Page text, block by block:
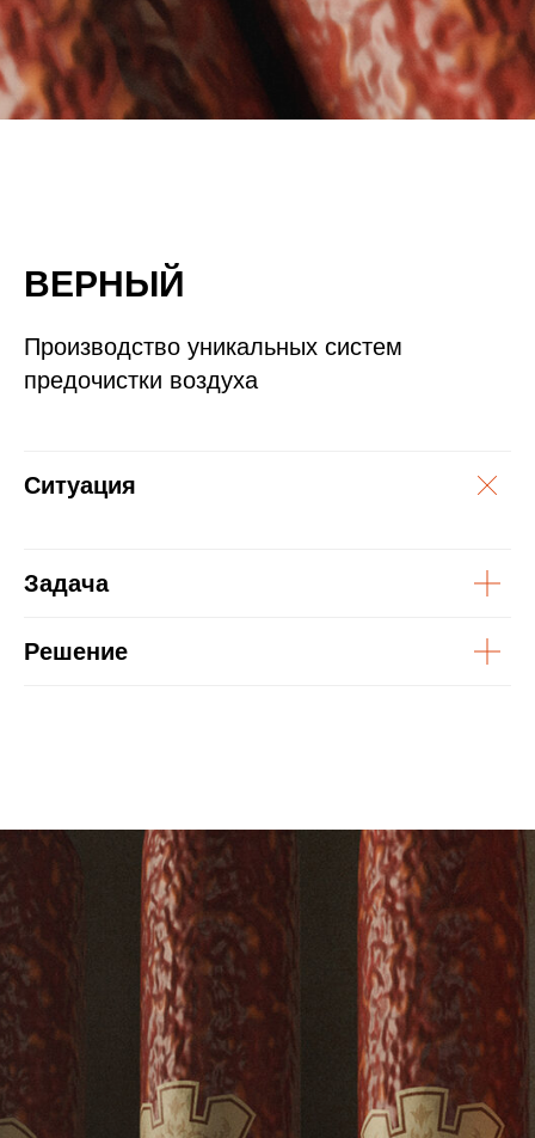
ВЕРНЫЙ
Производство уникальных систем
предочистки воздуха
Ситуация
Задача
Решение